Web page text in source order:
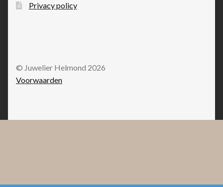
Privacy policy
© Juwelier Helmond 2026
Voorwaarden